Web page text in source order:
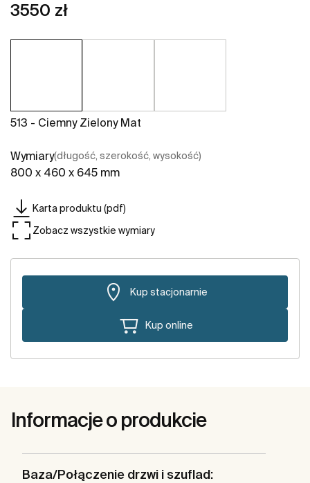
3550 zł
513 - Ciemny Zielony Mat
Wymiary(długość, szerokość, wysokość)
800 x 460 x 645 mm
Karta produktu (pdf)
Zobacz wszystkie wymiary
Kup stacjonarnie
Kup online
Informacje o produkcie
Baza/Połączenie drzwi i szuflad: